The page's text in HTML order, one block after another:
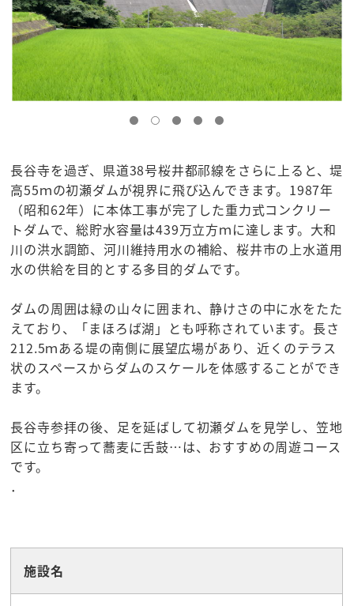
長谷寺を過ぎ、県道38号桜井都祁線をさらに上ると、堤
高55ｍの初瀬ダムが視界に飛び込んできます。1987年
（昭和62年）に本体工事が完了した重力式コンクリー
トダムで、総貯水容量は439万立方ｍに達します。大和
川の洪水調節、河川維持用水の補給、桜井市の上水道用
水の供給を目的とする多目的ダムです。
ダムの周囲は緑の山々に囲まれ、静けさの中に水をたた
えており、「まほろば湖」とも呼称されています。長さ
212.5ｍある堤の南側に展望広場があり、近くのテラス
状のスペースからダムのスケールを体感することができ
ます。
長谷寺参拝の後、足を延ばして初瀬ダムを見学し、笠地
区に立ち寄って蕎麦に舌鼓…は、おすすめの周遊コース
です。
．
施設名